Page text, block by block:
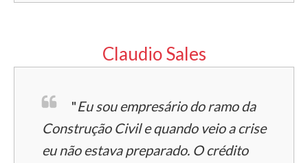
Claudio Sales
"Eu sou empresário do ramo da
Construção Civil e quando veio a crise
eu não estava preparado. O crédito